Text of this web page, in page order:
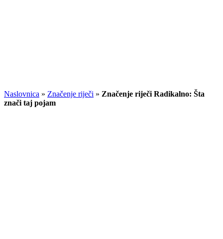
Naslovnica » Značenje riječi » Značenje riječi Radikalno: Šta
znači taj pojam